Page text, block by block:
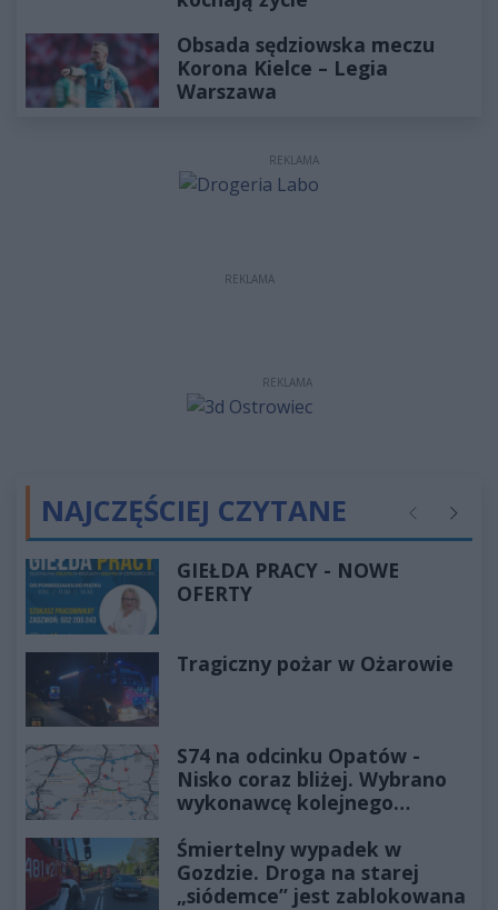
Obsada sędziowska meczu
Korona Kielce – Legia
Warszawa
REKLAMA
REKLAMA
REKLAMA
NAJCZĘŚCIEJ CZYTANE Poprzednie
GIEŁDA PRACY - NOWE
OFERTY
Tragiczny pożar w Ożarowie
S74 na odcinku Opatów -
Nisko coraz bliżej. Wybrano
wykonawcę kolejnego
Śmiertelny wypadek w
Gozdzie. Droga na starej
„siódemce” jest zablokowana